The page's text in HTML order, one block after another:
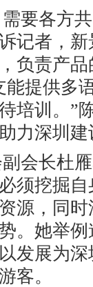
要各方
记者，
负责产
能提供多
培训。”
力深圳
会长杜
须挖掘
源，同
。她举
发展为
客。